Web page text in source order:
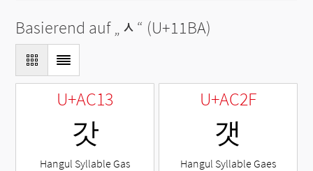
Basierend auf „ᆺ“ (U+11BA)
U+AC13
갓
Hangul Syllable Gas
U+AC2F
갯
Hangul Syllable Gaes